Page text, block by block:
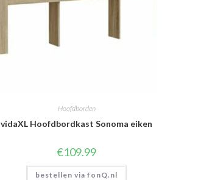
Hoofdborden
vidaXL Hoofdbordkast Sonoma eiken
€109.99
bestellen via fonQ.nl